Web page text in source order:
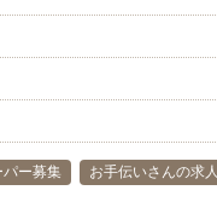
パー募集 お手伝いさんの求人